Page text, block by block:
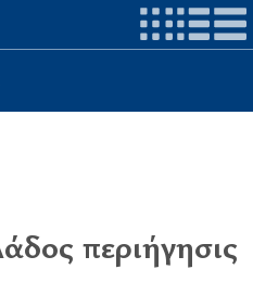
περιήγησις